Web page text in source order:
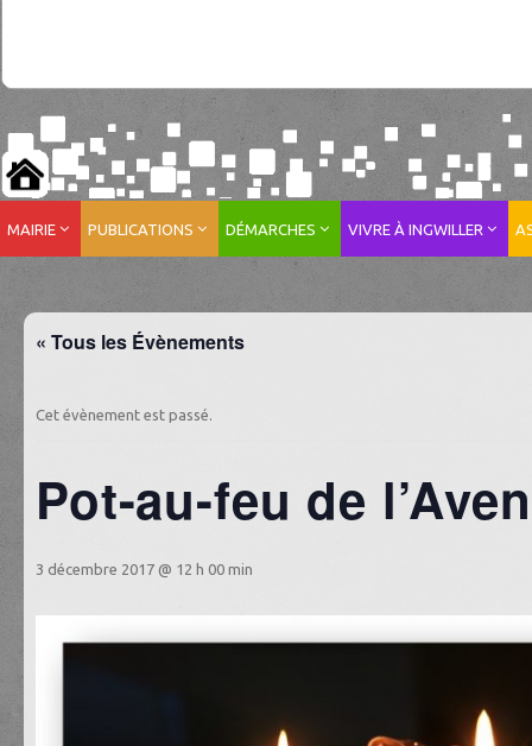
MAIRIE PUBLICATIONS DÉMARCHES VIVRE À INGWILLER
« Tous les Évènements
Cet évènement est passé.
Pot-au-feu de
3 décembre 2017 @ 12 h 00 min